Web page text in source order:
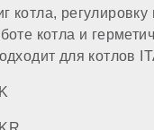
котла,
котла и
для котлов